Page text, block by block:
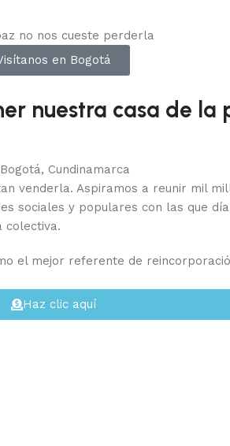
no nos cueste perderla
en Bogotá
nuestra casa de la
Bogotá, Cundinamarca
venderla. Aspiramos a reunir mil
sociales y populares con las que
colectiva.
el mejor referente de
Haz clic aquí